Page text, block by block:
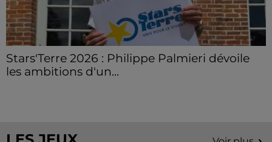
Stars'Terre 2026 : Philippe Palmieri dévoile
les ambitions d'un...